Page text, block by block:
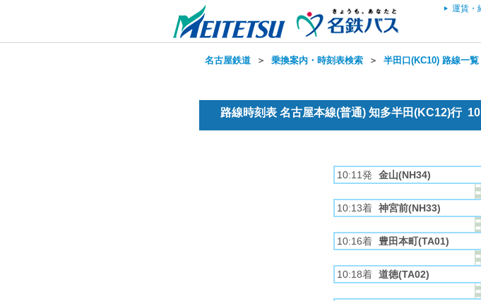
運賃・
名古屋鉄道 ＞ 乗換案内・時刻表検索 ＞ 半田口(KC10) 路線一覧
路線時刻表 名古屋本線(普通) 知多半田(KC12)行
10:11発 金山(NH34)
10:13着 神宮前(NH33)
10:16着 豊田本町(TA01)
10:18着 道徳(TA02)